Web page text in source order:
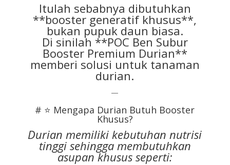
Itulah sebabnya dibutuhkan
**booster generatif khusus**,
bukan pupuk daun biasa.
Di sinilah **POC Ben Subur
Booster Premium Durian**
memberi solusi untuk tanaman
durian.
—
# ⭐ Mengapa Durian Butuh Booster
Khusus?
Durian memiliki kebutuhan nutrisi
tinggi sehingga membutuhkan
asupan khusus seperti: